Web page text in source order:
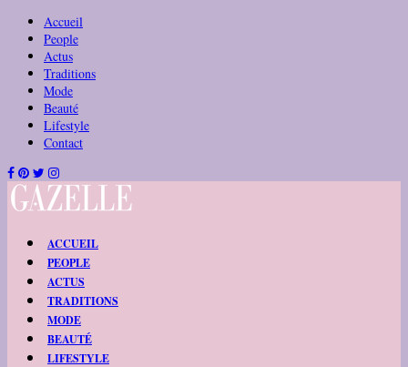
Accueil
People
Actus
Traditions
Mode
Beauté
Lifestyle
Contact
ACCUEIL
PEOPLE
ACTUS
TRADITIONS
MODE
BEAUTÉ
LIFESTYLE